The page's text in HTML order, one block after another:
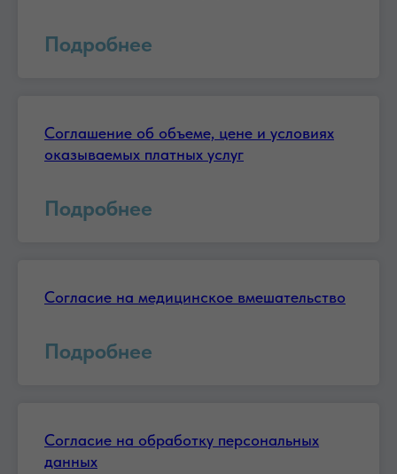
Подробнее
Соглашение об объеме, цене и условиях
оказываемых платных услуг
Подробнее
Согласие на медицинское вмешательство
Подробнее
Согласие на обработку персональных
данных